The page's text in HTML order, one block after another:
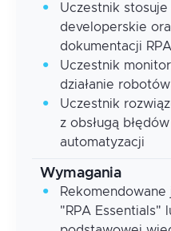
Uczestnik
developerskie
dokumentacji RPA
Uczestnik
działanie
Uczestnik
z obsługą
automatyzacji
Wymagania
"RPA Essentials"